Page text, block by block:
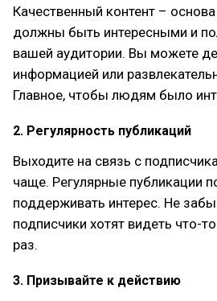
Качественный контент –
должны быть интересными и
вашей аудитории. Вы можете
информацией или
Главное, чтобы людям было
2. Регулярность публикаций
Выходите на связь с
чаще. Регулярные публикации
поддерживать интерес. Не
подписчики хотят видеть что-
раз.
3. Призывайте к действию